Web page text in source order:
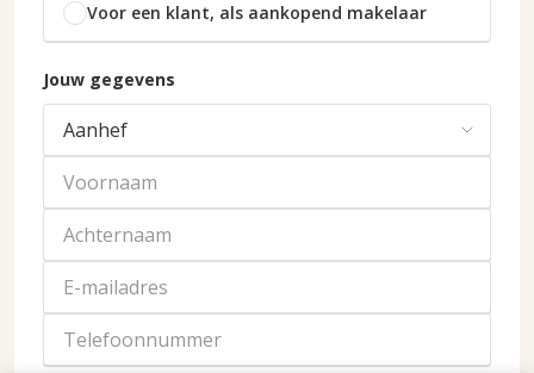
Voor een klant, als aankopend makelaar
Jouw gegevens